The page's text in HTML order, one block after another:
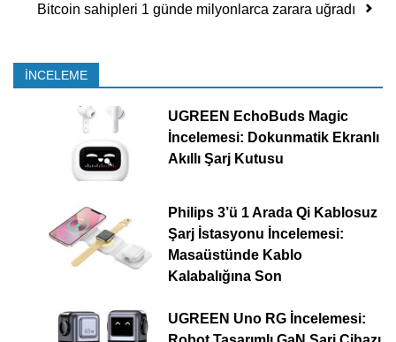
Bitcoin sahipleri 1 günde milyonlarca zarara uğradı
İNCELEME
UGREEN EchoBuds Magic
İncelemesi: Dokunmatik Ekranlı
Akıllı Şarj Kutusu
Philips 3’ü 1 Arada Qi Kablosuz
Şarj İstasyonu İncelemesi:
Masaüstünde Kablo
Kalabalığına Son
UGREEN Uno RG İncelemesi: